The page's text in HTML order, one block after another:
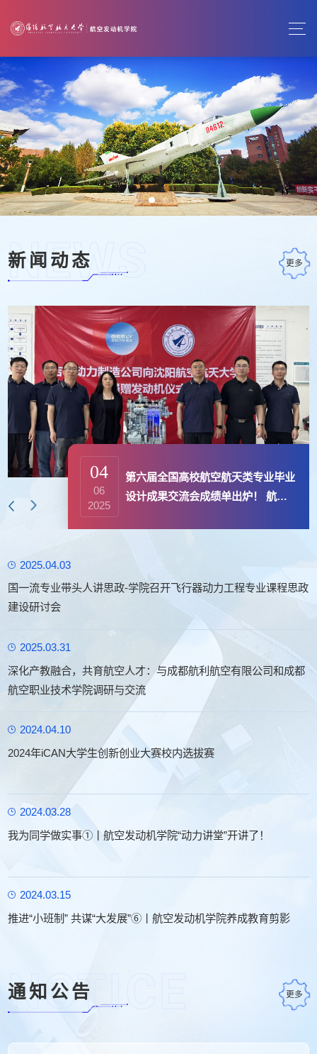
新闻动态
NEWS 更多
04
06
2025
第六届全国高校航空航天类专业毕业
设计成果交流会成绩单出炉！ 航发
2025.04.03
国一流专业带头人讲思政-学院召开飞行器动力工程专业课程思政
建设研讨会
2025.03.31
深化产教融合，共育航空人才：与成都航利航空有限公司和成都
航空职业技术学院调研与交流
2024.04.10
2024年iCAN大学生创新创业大赛校内选拔赛
2024.03.28
我为同学做实事①丨航空发动机学院“动力讲堂”开讲了！
2024.03.15
推进“小班制” 共谋“大发展”⑥丨航空发动机学院养成教育剪影
通知公告
NOTICE 更多